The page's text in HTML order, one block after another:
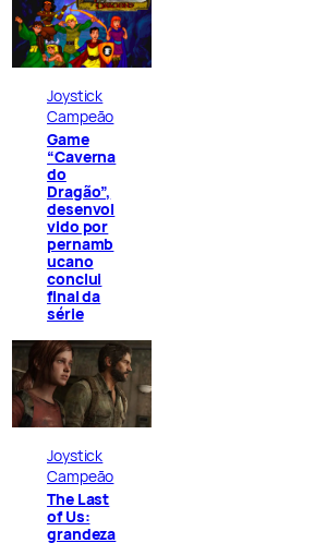
Joystick
Campeão
Game
“Caverna
do
Dragão”,
desenvol
vido por
pernamb
ucano
conclui
final da
série
Joystick
Campeão
The Last
of Us:
grandeza